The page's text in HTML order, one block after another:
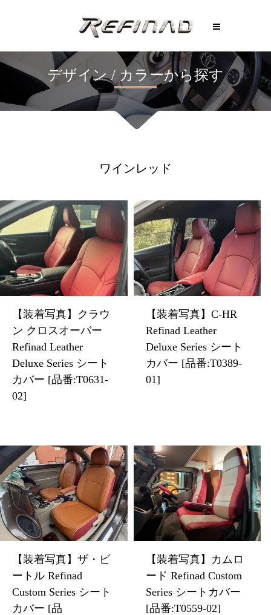
ワインレッド
【装着写真】クラウ
ン クロスオーバー
Refinad Leather
Deluxe Series シート
カバー [品番:T0631-
02]
【装着写真】C-HR
Refinad Leather
Deluxe Series シート
カバー [品番:T0389-
01]
【装着写真】ザ・ビ
ートル Refinad
Custom Series シート
カバー [品
【装着写真】カムロ
ード Refinad Custom
Series シートカバー
[品番:T0559-02]